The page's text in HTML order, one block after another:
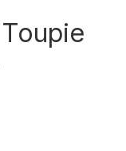
Toupie